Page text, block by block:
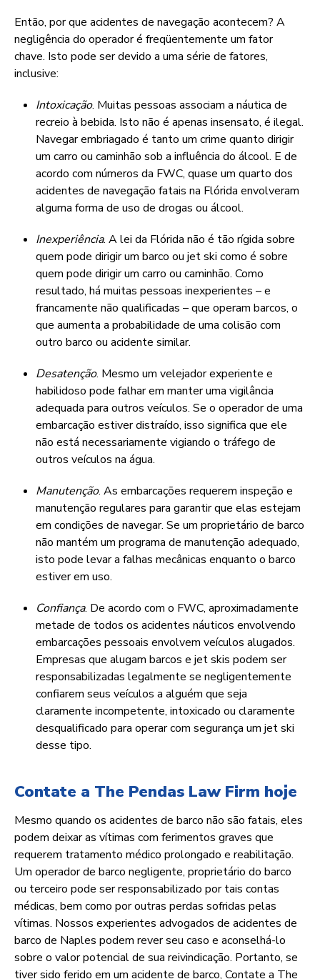
Então, por que acidentes de navegação acontecem? A
negligência do operador é freqüentemente um fator
chave. Isto pode ser devido a uma série de fatores,
inclusive:
Intoxicação. Muitas pessoas associam a náutica de
recreio à bebida. Isto não é apenas insensato, é ilegal.
Navegar embriagado é tanto um crime quanto dirigir
um carro ou caminhão sob a influência do álcool. E de
acordo com números da FWC, quase um quarto dos
acidentes de navegação fatais na Flórida envolveram
alguma forma de uso de drogas ou álcool.
Inexperiência. A lei da Flórida não é tão rígida sobre
quem pode dirigir um barco ou jet ski como é sobre
quem pode dirigir um carro ou caminhão. Como
resultado, há muitas pessoas inexperientes – e
francamente não qualificadas – que operam barcos, o
que aumenta a probabilidade de uma colisão com
outro barco ou acidente similar.
Desatenção. Mesmo um velejador experiente e
habilidoso pode falhar em manter uma vigilância
adequada para outros veículos. Se o operador de uma
embarcação estiver distraído, isso significa que ele
não está necessariamente vigiando o tráfego de
outros veículos na água.
Manutenção. As embarcações requerem inspeção e
manutenção regulares para garantir que elas estejam
em condições de navegar. Se um proprietário de barco
não mantém um programa de manutenção adequado,
isto pode levar a falhas mecânicas enquanto o barco
estiver em uso.
Confiança. De acordo com o FWC, aproximadamente
metade de todos os acidentes náuticos envolvendo
embarcações pessoais envolvem veículos alugados.
Empresas que alugam barcos e jet skis podem ser
responsabilizadas legalmente se negligentemente
confiarem seus veículos a alguém que seja
claramente incompetente, intoxicado ou claramente
desqualificado para operar com segurança um jet ski
desse tipo.
Contate a The Pendas Law Firm hoje
Mesmo quando os acidentes de barco não são fatais, eles
podem deixar as vítimas com ferimentos graves que
requerem tratamento médico prolongado e reabilitação.
Um operador de barco negligente, proprietário do barco
ou terceiro pode ser responsabilizado por tais contas
médicas, bem como por outras perdas sofridas pelas
vítimas. Nossos experientes advogados de acidentes de
barco de Naples podem rever seu caso e aconselhá-lo
sobre o valor potencial de sua reivindicação. Portanto, se
tiver sido ferido em um acidente de barco, Contate a The